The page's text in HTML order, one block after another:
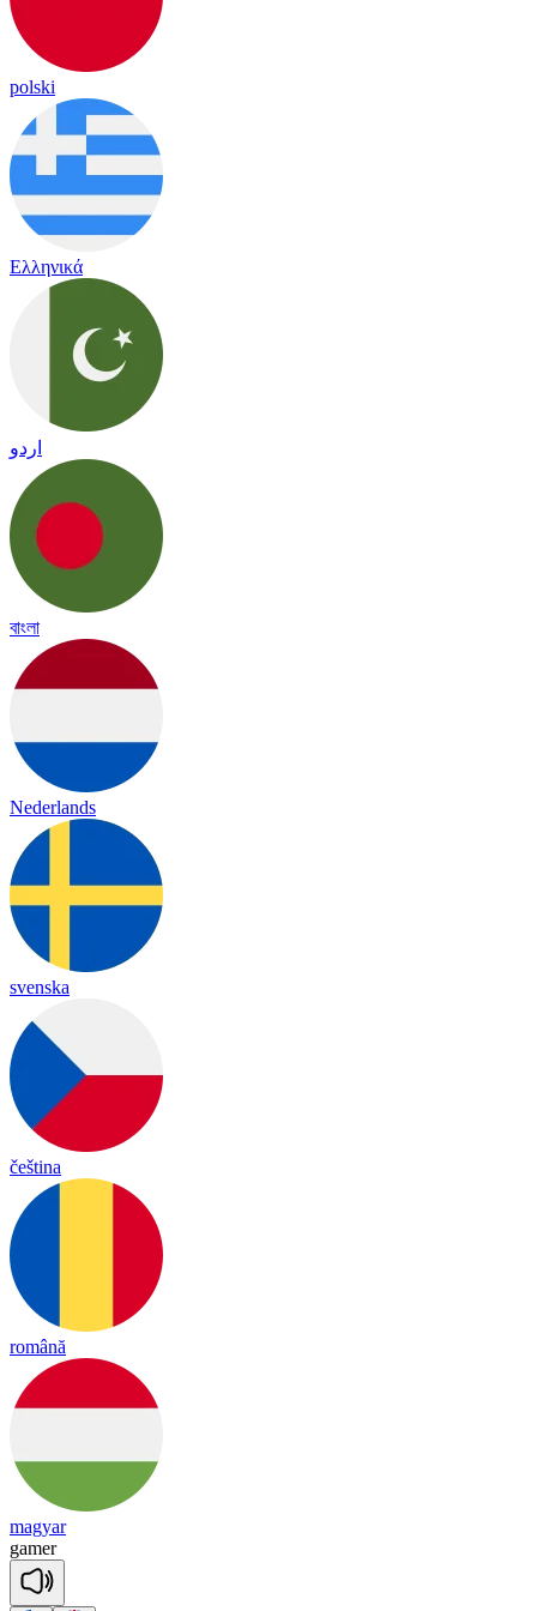
polski
Ελληνικά
اردو
বাংলা
Nederlands
svenska
čeština
română
magyar
gamer